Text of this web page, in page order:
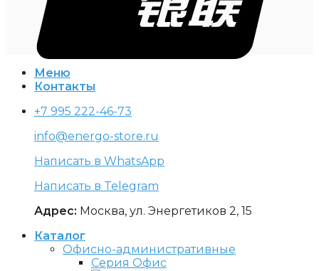
Меню
Контакты
+7 995 222-46-73
info@energo-store.ru
Написать в WhatsApp
Написать в Telegram
Адрес: Москва, ул. Энергетиков 2, 15
Каталог
Офисно-административные
Серия Офис